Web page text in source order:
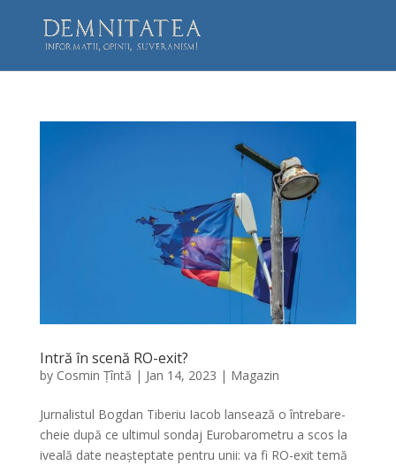
Intră în scenă RO-exit?
by Cosmin Țîntă | Jan 14, 2023 | Magazin
Jurnalistul Bogdan Tiberiu Iacob lansează o întrebare-
cheie după ce ultimul sondaj Eurobarometru a scos la
iveală date neașteptate pentru unii: va fi RO-exit temă